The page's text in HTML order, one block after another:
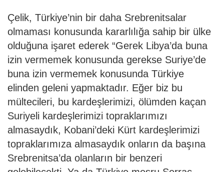
Çelik, Türkiye’nin bir daha Srebrenitsalar
olmaması konusunda kararlılığa sahip bir ülke
olduğuna işaret ederek “Gerek Libya’da buna
izin vermemek konusunda gerekse Suriye’de
buna izin vermemek konusunda Türkiye
elinden geleni yapmaktadır. Eğer biz bu
mültecileri, bu kardeşlerimizi, ölümden kaçan
Suriyeli kardeşlerimizi topraklarımızı
almasaydık, Kobani’deki Kürt kardeşlerimizi
topraklarımıza almasaydık onların da başına
Srebrenitsa’da olanların bir benzeri